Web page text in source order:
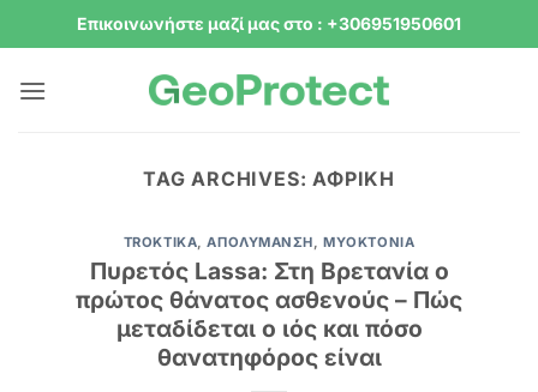
Μετάβαση
στο
Επικοινωνήστε μαζί μας στο : +306951950601
TAG ARCHIVES:ΑΦΡΙΚΉ
TROKTIKA,ΑΠΟΛΎΜΑΝΣΗ,ΜΥΟΚΤΟΝΊΑ
Πυρετός Lassa: Στη Βρετανία ο
πρώτος θάνατος ασθενούς – Πώς
μεταδίδεται ο ιός και πόσο
θανατηφόρος είναι